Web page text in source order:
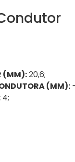
(MM):20,6;
(MM):
4;